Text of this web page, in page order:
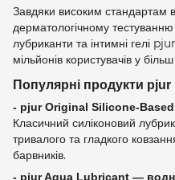
Завдяки високим стандартам
дерматологічному
лубриканти та інтимні гелі
мільйонів користувачів у
Популярні продукти pjur
- pjur Original
Класичний силіконовий
тривалого та гладкого
барвників.
- pjur Aqua Lubricant —